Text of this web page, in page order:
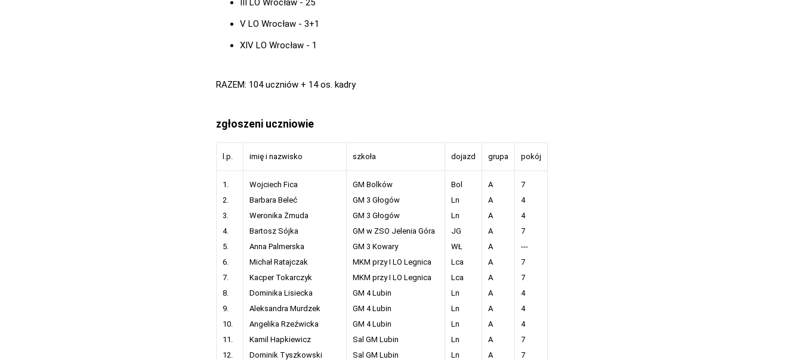
III LO Wrocław - 25
V LO Wrocław - 3+1
XIV LO Wrocław - 1
RAZEM: 104 uczniów + 14 os. kadry
zgłoszeni uczniowie
l.p. imię i nazwisko szkoła dojazd grupa pokój
1.
2.
3.
4.
5.
6.
7.
8.
9.
10.
11.
12.
Wojciech Fica
Barbara Beleć
Weronika Żmuda
Bartosz Sójka
Anna Palmerska
Michał Ratajczak
Kacper Tokarczyk
Dominika Lisiecka
Aleksandra Murdzek
Angelika Rzeźwicka
Kamil Hapkiewicz
Dominik Tyszkowski
GM Bolków
GM 3 Głogów
GM 3 Głogów
GM w ZSO Jelenia Góra
GM 3 Kowary
MKM przy I LO Legnica
MKM przy I LO Legnica
GM 4 Lubin
GM 4 Lubin
GM 4 Lubin
Sal GM Lubin
Sal GM Lubin
Bol
Ln
Ln
JG
WŁ
Lca
Lca
Ln
Ln
Ln
Ln
Ln
A
A
A
A
A
A
A
A
A
A
A
A
7
4
4
7
---
7
7
4
4
4
7
7